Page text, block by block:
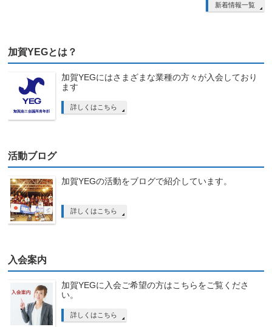
新着情報一覧
加賀YEGとは？
加賀YEGにはさまざまな業種の方々が入会しており
ます
詳しくはこちら
活動ブログ
加賀YEGの活動をブログで紹介しています。
詳しくはこちら
入会案内
加賀YEGに入会ご希望の方はこちらをご覧くださ
い。
詳しくはこちら